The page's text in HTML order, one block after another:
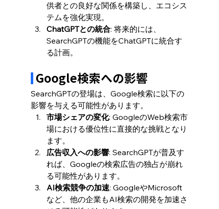
供者との良好な関係を構築し、エコシス
テムを強化実現。
ChatGPTとの統合: 将来的には、
SearchGPTの機能をChatGPTに統合す
る計画。
Google検索への影響
SearchGPTの登場は、Google検索に以下の
影響を与える可能性があります。
市場シェアの変化: GoogleのWeb検索市
場における優位性に直接的な挑戦となり
ます。
広告収入への影響: SearchGPTが普及す
れば、Googleの検索広告の独占が崩れ
る可能性があります。
AI検索競争の加速: GoogleやMicrosoft
など、他の企業もAI検索の開発を加速さ